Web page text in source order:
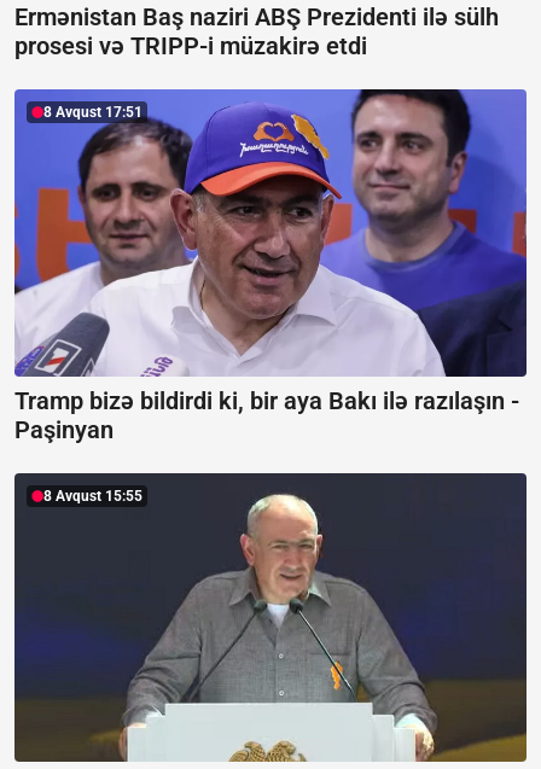
Ermənistan Baş naziri ABŞ Prezidenti ilə sülh
prosesi və TRIPP-i müzakirə etdi
8 Avqust 17:51
Tramp bizə bildirdi ki, bir aya Bakı ilə razılaşın -
Paşinyan
8 Avqust 15:55